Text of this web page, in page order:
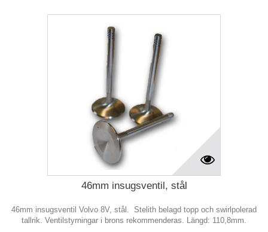
46mm insugsventil, stål
46mm insugsventil Volvo 8V, stål. Stelith belagd topp och swirlpolerad
tallrik. Ventilstyrningar i brons rekommenderas. Längd: 110,8mm.